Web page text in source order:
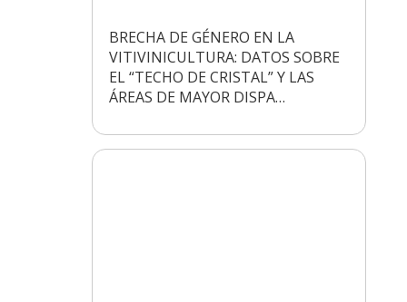
BRECHA DE GÉNERO EN LA
VITIVINICULTURA: DATOS SOBRE
EL “TECHO DE CRISTAL” Y LAS
ÁREAS DE MAYOR DISPA…